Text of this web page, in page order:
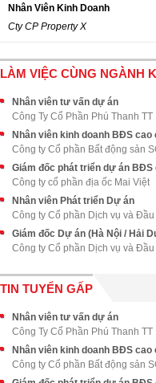
Nhân Viên Kinh Doanh
Cty CP Property X
LÀM VIỆC CÙNG NGÀNH
Nhân viên tư vấn dự án
Công Ty Cổ Phần Phú Thanh TT
Công ty Cổ phần Bất động sản
Giám đốc phát triển dự án BĐS
Công ty cổ phần địa ốc Mai Việt
Nhân viên Phát triển Dự án
Công ty Cổ phần Dịch vụ và
Giám đốc Dự án (Hà Nội / Hải
Công ty Cổ phần Dịch vụ và
TIN TUYỂN GẤP
Nhân viên tư vấn dự án
Công Ty Cổ Phần Phú Thanh TT
Công ty Cổ phần Bất động sản